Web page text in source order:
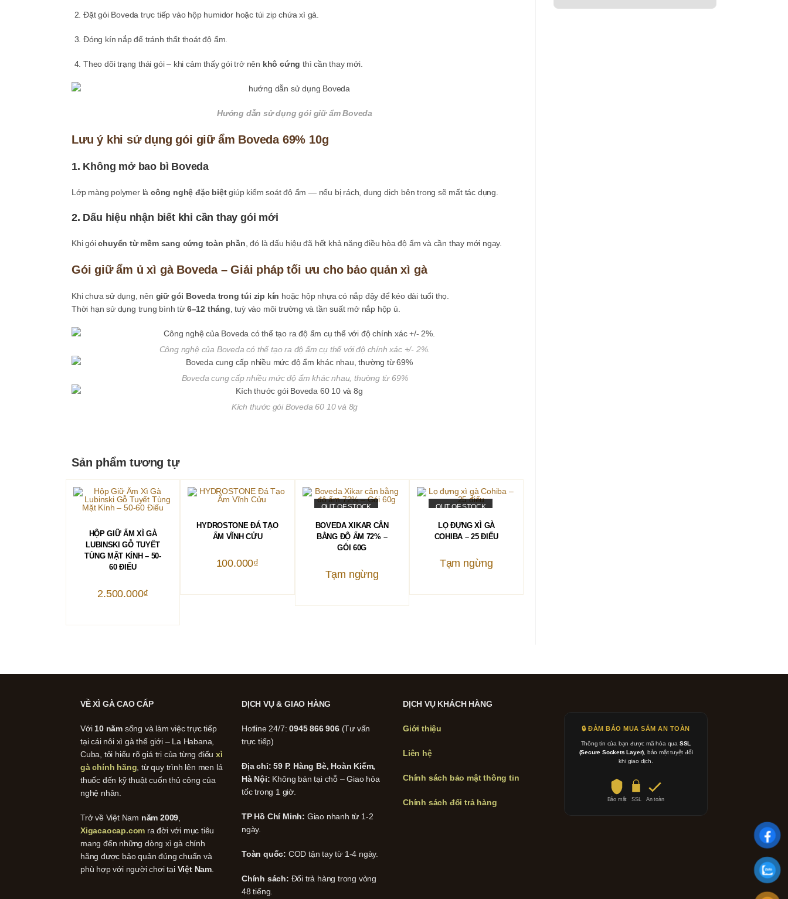
Đặt gói Boveda trực tiếp vào hộp humidor hoặc túi zip chứa xì gà.
Đóng kín nắp để tránh thất thoát độ ẩm.
Theo dõi trạng thái gói – khi cảm thấy gói trở nên khô cứng thì cần thay mới.
Hướng dẫn sử dụng gói giữ ẩm Boveda
Lưu ý khi sử dụng gói giữ ẩm Boveda 69% 10g
1. Không mở bao bì Boveda
Lớp màng polymer là công nghệ đặc biệtgiúp kiểm soát độ ẩm — nếu bị rách, dung dịch bên trong sẽ mất tác dụng.
2. Dấu hiệu nhận biết khi cần thay gói mới
Khi góichuyển từ mềm sang cứng toàn phần , đó là dấu hiệu đã hết khả năng điều hòa độ ẩm và cần thay mới ngay.
Gói giữ ẩm ủ xì gà Boveda – Giải pháp tối ưu cho bảo quản xì gà
Khi chưa sử dụng, nên giữ gói Boveda trong túi zip kín hoặc hộp nhựa có nắp đậy để kéo dài tuổi thọ.
Thời hạn sử dụng trung bình từ 6–12 tháng , tuỳ vào môi trường và tần suất mở nắp hộp ủ.
Công nghệ của Boveda có thể tạo ra độ ẩm cụ thể với độ chính xác +/- 2%.
Boveda cung cấp nhiều mức độ ẩm khác nhau, thường từ 69%
Kích thước gói Boveda 60 10 và 8g
Sản phẩm tương tự
THÊM VÀO GIỎ HÀNG
HỘP GIỮ ẨM XÌ GÀ
LUBINSKI GỖ TUYẾT
TÙNG MẶT KÍNH – 50-
60 ĐIẾU
2.500.000₫
THÊM VÀO GIỎ HÀNG
HYDROSTONE ĐÁ TẠO
ẨM VĨNH CỬU
100.000₫
OUT OF STOCK
BOVEDA XIKAR CÂN
BẰNG ĐỘ ẨM 72% –
GÓI 60G
Tạm ngừng
OUT OF STOCK
ĐỌC TIẾP
LỌ ĐỰNG XÌ GÀ
COHIBA – 25 ĐIẾU
Tạm ngừng
VỀ XÌ GÀ CAO CẤP
Với 10 năm sống và làm việc trực tiếp
tại cái nôi xì gà thế giới – La Habana,
Cuba, tôi hiểu rõ giá trị của từng điếuxì
gà chính hãng , từ quy trình lên men lá
thuốc đến kỹ thuật cuốn thủ công của
nghệ nhân.
Trở về Việt Nam năm 2009
Xigacaocap.com ra đời với mục tiêu
mang đến những dòng xì gà chính
hãng được bảo quản đúng chuẩn và
phù hợp với người chơi tại Việt Nam
DỊCH VỤ & GIAO HÀNG
Hotline 24/7:0945 866 906(Tư vấn
trực tiếp)
Địa chỉ: 59 P. Hàng Bè, Hoàn Kiếm,
Hà Nội: Không bán tại chỗ – Giao hỏa
tốc trong 1 giờ.
TP Hồ Chí Minh: Giao nhanh từ 1-2
ngày.
Toàn quốc: COD tận tay từ 1-4 ngày.
Chính sách: Đổi trả hàng trong vòng
48 tiếng.
DỊCH VỤ KHÁCH HÀNG
Giới thiệu
Liên hệ
Chính sách bảo mật thông tin
Chính sách đổi trả hàng
🔒 ĐẢM BẢO MUA SẮM AN TOÀN
Thông tin của bạn được mã hóa qua SSL
(Secure Sockets Layer) , bảo mật tuyệt đối
khi giao dịch.
Bảo mật SSL An toàn